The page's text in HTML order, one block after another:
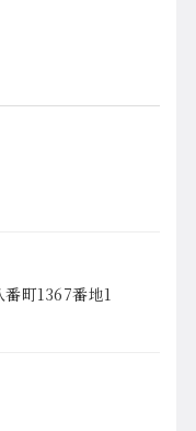
町1367番地1